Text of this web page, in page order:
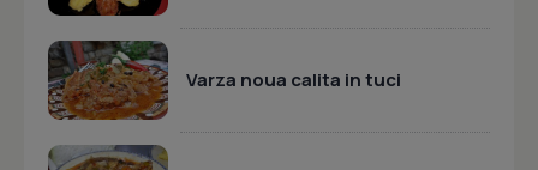
Varza noua calita in tuci